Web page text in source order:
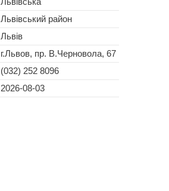
Львівський район
Львів
г.Львов, пр. В.Черновола, 67
(032) 252 8096
2026-08-03